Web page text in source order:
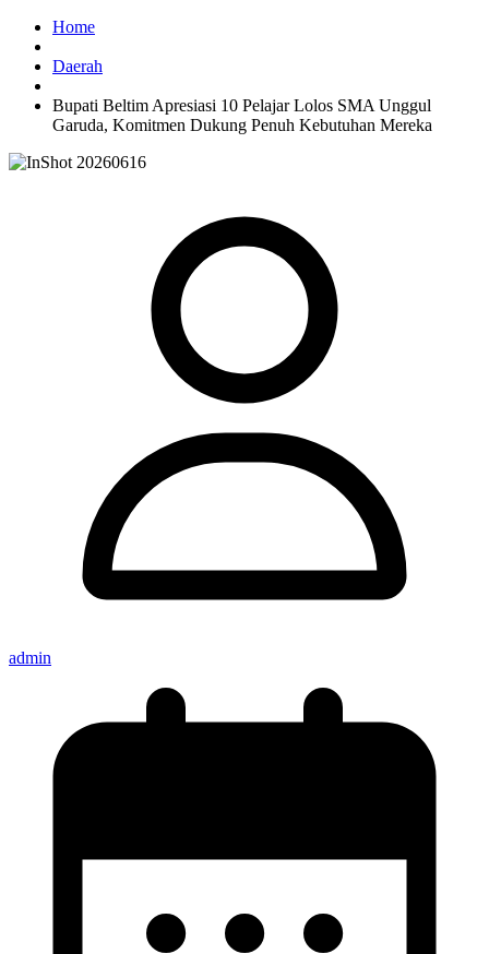
Home
Daerah
Bupati Beltim Apresiasi 10 Pelajar Lolos SMA Unggul
Garuda, Komitmen Dukung Penuh Kebutuhan Mereka
admin